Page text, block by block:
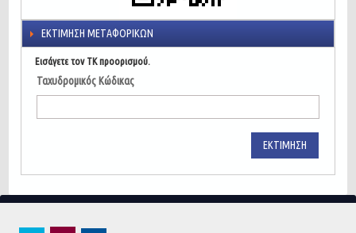
ΕΚΤΊΜΗΣΗ ΜΕΤΑΦΟΡΙΚΏΝ
Εισάγετε τον ΤΚ προορισμού.
Ταχυδρομικός Κώδικας
ΕΚΤΊΜΗΣΗ